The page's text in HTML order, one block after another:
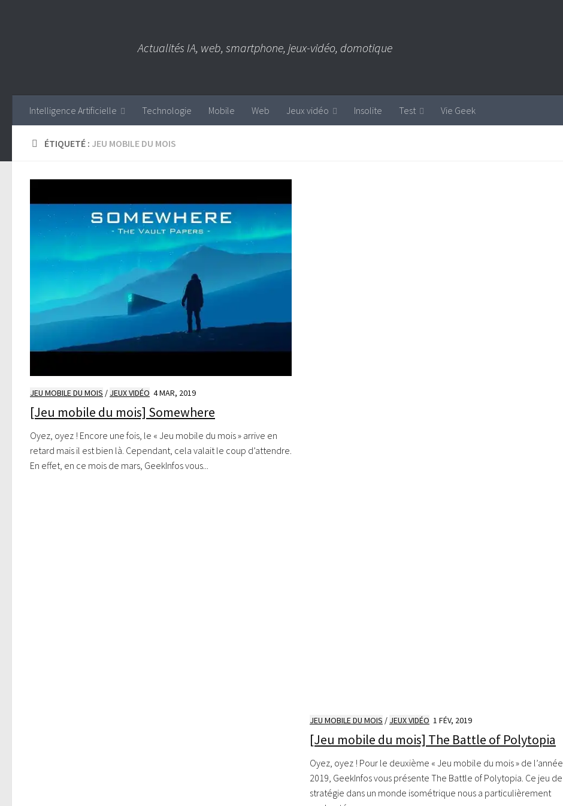
Actualités IA, web, smartphone, jeux-vidéo, domotique
Intelligence Artificielle Technologie Mobile Web Jeux vidéo Insolite Test Vie Geek
ÉTIQUETÉ : JEU MOBILE DU MOIS
JEU MOBILE DU MOIS / JEUX VIDÉO 4 MAR, 2019
[Jeu mobile du mois] Somewhere
Oyez, oyez ! Encore une fois, le « Jeu mobile du mois » arrive en
retard mais il est bien là. Cependant, cela valait le coup d’attendre.
En effet, en ce mois de mars, GeekInfos vous...
JEU MOBILE DU MOIS / JEUX VIDÉO 1 FÉV, 2019
[Jeu mobile du mois] The Battle of Polytopia
Oyez, oyez ! Pour le deuxième « Jeu mobile du mois » de l’année
2019, GeekInfos vous présente The Battle of Polytopia. Ce jeu de
stratégie dans un monde isométrique nous a particulièrement